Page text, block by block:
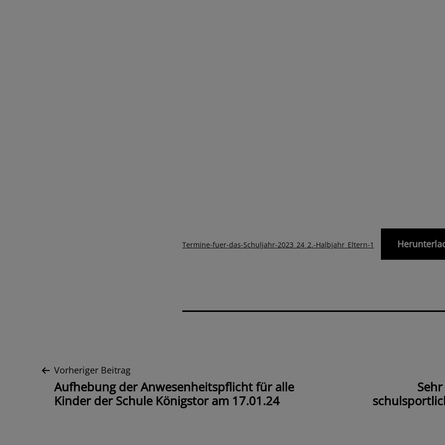
Termine-fuer-das-Schuljahr-2023_24_2.-Halbjahr_Eltern-1
Beitrags-
Navigation
Vorheriger Beitrag
Aufhebung der Anwesenheitspflicht für alle
Kinder der Schule Königstor am 17.01.24